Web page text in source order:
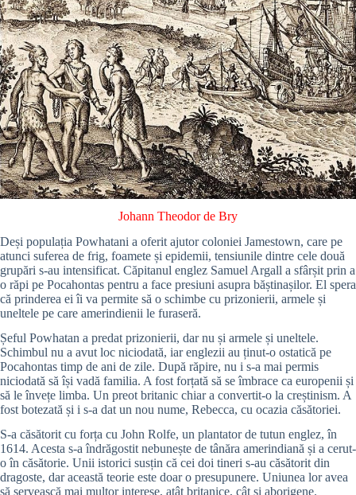
Johann Theodor de Bry
Deși populația Powhatani a oferit ajutor coloniei Jamestown, care pe
atunci suferea de frig, foamete și epidemii, tensiunile dintre cele două
grupări s-au intensificat. Căpitanul englez Samuel Argall a sfârșit prin a
o răpi pe Pocahontas pentru a face presiuni asupra băștinașilor. El spera
că prinderea ei îi va permite să o schimbe cu prizonierii, armele și
uneltele pe care amerindienii le furaseră.
Șeful Powhatan a predat prizonierii, dar nu și armele și uneltele.
Schimbul nu a avut loc niciodată, iar englezii au ținut-o ostatică pe
Pocahontas timp de ani de zile. După răpire, nu i s-a mai permis
niciodată să își vadă familia. A fost forțată să se îmbrace ca europenii și
să le învețe limba. Un preot britanic chiar a convertit-o la creștinism. A
fost botezată și i s-a dat un nou nume, Rebecca, cu ocazia căsătoriei.
S-a căsătorit cu forța cu John Rolfe, un plantator de tutun englez, în
1614. Acesta s-a îndrăgostit nebunește de tânăra amerindiană și a cerut-
o în căsătorie. Unii istorici susțin că cei doi tineri s-au căsătorit din
dragoste, dar această teorie este doar o presupunere. Uniunea lor avea
să servească mai multor interese, atât britanice, cât și aborigene.